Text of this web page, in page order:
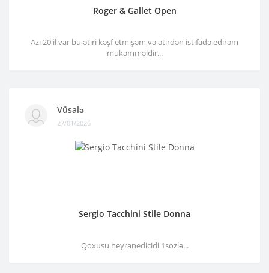
Roger & Gallet Open
Azı 20 il var bu ətiri kəşf etmişəm və ətirdən istifadə edirəm
mükəmməldir...
Vüsalə
27/01/2026
Sergio Tacchini Stile Donna
Qoxusu heyranedicidi 1sozlə...